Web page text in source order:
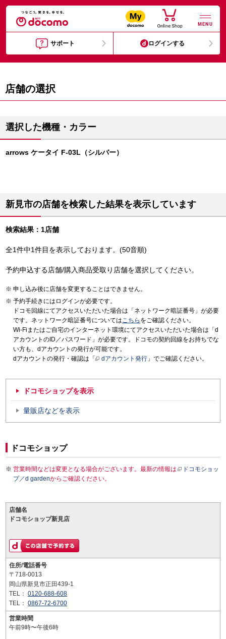
MENU
サポート ログインする
店舗の選択
選択した機種・カラー
arrows ケータイ F-03L（シルバー）
新見市の店舗を検索した結果を表示しています
検索結果：1店舗
全1件中1件目を表示しております。(50音順)
予約申込する店舗/購入商品受取り店舗を選択してください。
申し込み後に店舗を変更することはできません。
予約手続きにはログインが必要です。
ドコモ回線にてアクセスいただいた場合は「ネットワーク暗証番号」が必要
です。ネットワーク暗証番号についてはこちら をご確認ください。
Wi-Fiまたはご自宅のインターネット環境にてアクセスいただいた場合は「d
アカウントのID／パスワード」が必要です。ドコモの契約回線をお持ちでな
い方も、dアカウントの発行が可能です。
dアカウントの発行・確認は「
dアカウント発行 」でご確認ください。
ドコモショップを表示
量販店などを表示
ドコモショップ
営業時間などは変更となる場合がございます。最新の情報は
ドコモショッ
プ／d gardenからご確認ください。
店舗名
ドコモショップ新見店
住所/電話番号
〒718-0013
岡山県新見市正田439-1
TEL： 0120-688-608
TEL： 0867-72-6700
営業時間
午前9時〜午後6時